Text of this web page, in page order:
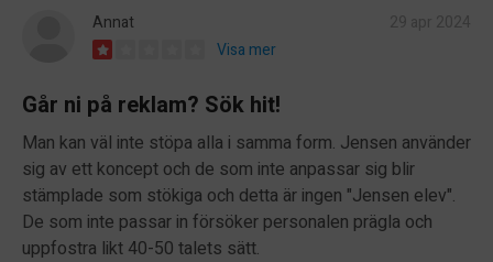
Annat
Visa mer
Går ni på reklam? Sök hit!
Man kan väl inte stöpa alla i samma form. Jensen använder
sig av ett koncept och de som inte anpassar sig blir
stämplade som stökiga och detta är ingen "Jensen elev".
De som inte passar in försöker personalen prägla och
uppfostra likt 40-50 talets sätt.